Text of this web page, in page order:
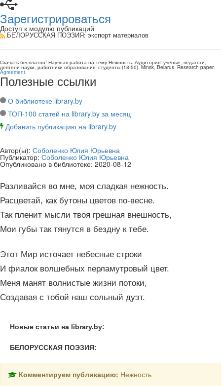
Зарегистрироваться
Доступ к модулю публикаций
БЕЛОРУССКАЯ ПОЭЗИЯ: экспорт материалов
Скачать бесплатно! Научная работа на тему Нежность. Аудитория: ученые, педагоги,
деятели науки, работники образования, студенты (18-50).Minsk, Belarus. Research paper.
Agreement.
Полезные ссылки
О библиотеке library.by
ТОП-100 статей на library.by за месяц
Добавить публикацию на library.by
Автор(ы): Соболенко Юлия Юрьевна
Публикатор: Соболенко Юлия Юрьевна
Опубликовано в библиотеке: 2020-08-12
Разливайся во мне, моя сладкая нежность.
Расцветай, как бутоны цветов по-весне.
Так пленит мысли твоя грешная внешность,
Мои губы так тянутся в бездну к тебе.
Этот Мир источает небесные строки
И фиалок волшебных перламутровый цвет.
Меня манят волнистые жизни потоки,
Создавая с тобой наш сольный дуэт.
Новые статьи на library.by:
БЕЛОРУССКАЯ ПОЭЗИЯ:
Комментируем публикацию: Нежность